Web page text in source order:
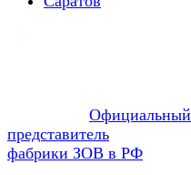
Официальный
представитель
фабрики ЗОВ в РФ